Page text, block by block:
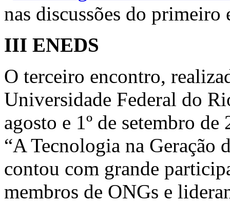
nas discussões do primeiro
III ENEDS
O terceiro encontro,
Universidade Federal do
agosto e 1º de setembro
“A Tecnologia na Geração
contou com grande
membros de ONGs e